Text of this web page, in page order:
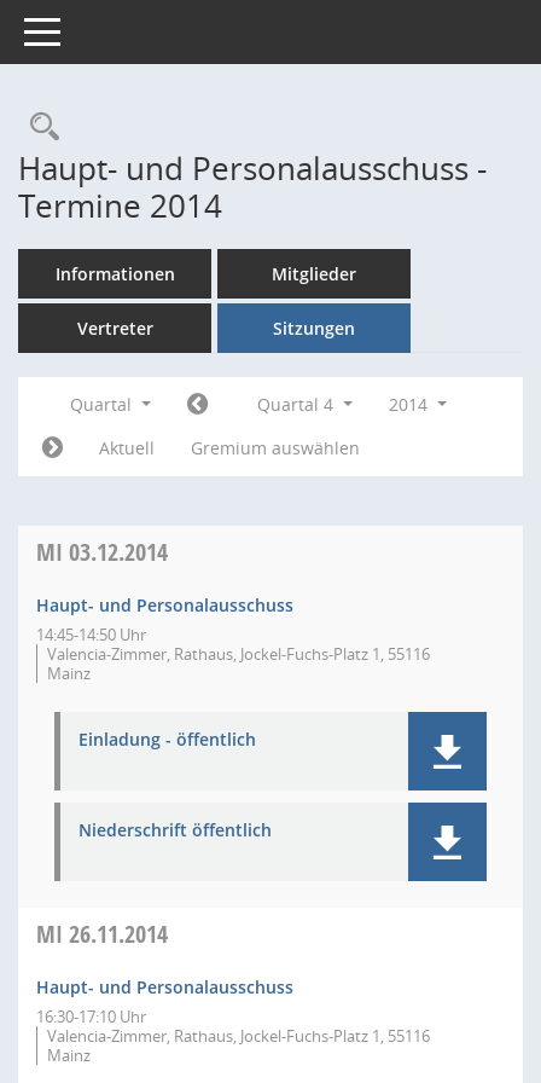
Toggle navigation
Rechercheauswahl
Haupt- und Personalausschuss -
Termine 2014
Informationen Mitglieder
Vertreter Sitzungen
Quartal Quartal 4
2014
Aktuell
Gremium auswählen
MI 03.12.2014
Haupt- und Personalausschuss
14:45-14:50 Uhr
Valencia-Zimmer, Rathaus, Jockel-Fuchs-Platz 1, 55116
Mainz
Einladung - öffentlich
Niederschrift öffentlich
MI 26.11.2014
Haupt- und Personalausschuss
16:30-17:10 Uhr
Valencia-Zimmer, Rathaus, Jockel-Fuchs-Platz 1, 55116
Mainz